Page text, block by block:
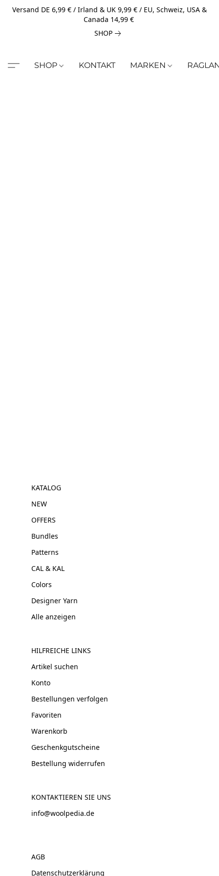
Versand DE 6,99 € / Irland & UK 9,99 € / EU, Schweiz, USA &
Canada 14,99 €
SHOP
SHOP KONTAKT MARKEN
KATALOG
NEW
OFFERS
Bundles
Patterns
CAL & KAL
Colors
Designer Yarn
Alle anzeigen
HILFREICHE LINKS
Artikel suchen
Konto
Bestellungen verfolgen
Favoriten
Warenkorb
Geschenkgutscheine
Bestellung widerrufen
KONTAKTIEREN SIE UNS
info@woolpedia.de
AGB
Datenschutzerklärung